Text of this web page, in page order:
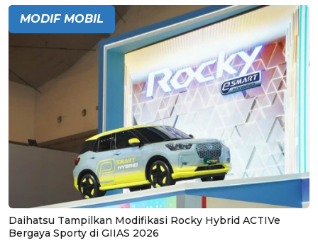
MODIF MOBIL
Daihatsu Tampilkan Modifikasi Rocky Hybrid ACTIVe
Bergaya Sporty di GIIAS 2026